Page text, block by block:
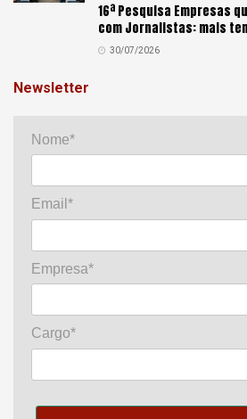
16ª Pesquisa Empresas
com Jornalistas: mais
30/07/2026
Newsletter
Nome*
Email*
Empresa*
Cargo*